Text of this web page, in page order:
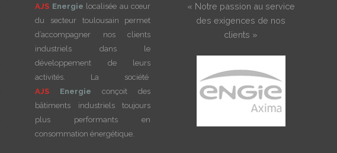
AJS Energie localisée au cœur
du secteur toulousain permet
d’accompagner nos clients
industriels dans le
développement de leurs
activités. La société
AJS
Energie
conçoit des
bâtiments industriels toujours
plus performants en
consommation énergétique.
« Notre passion au service
des exigences de nos
clients »